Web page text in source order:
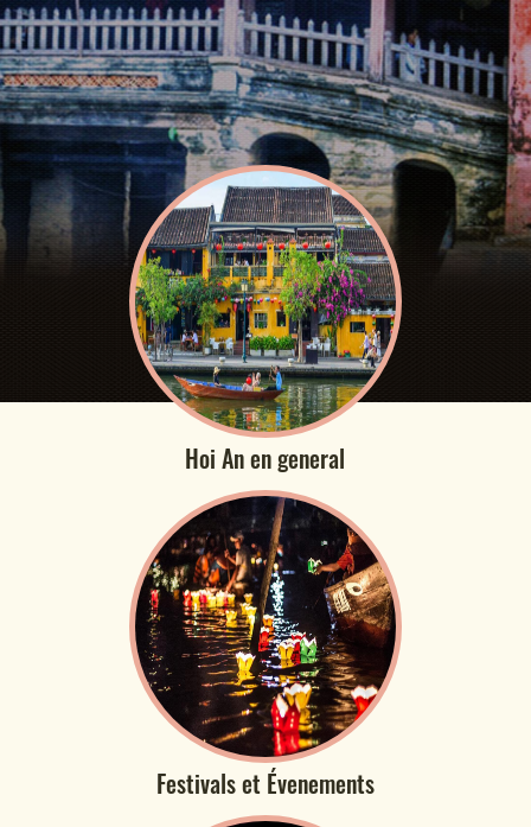
Hoi An en general
Festivals et Évenements